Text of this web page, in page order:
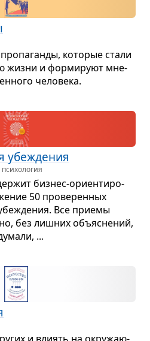
кото­рые стали
жизни и фор­ми­руют мне­
чело­века.
убе­жде­ния
биз­нес-ори­ен­ти­ро­
50 про­ве­рен­ных
Все при­емы
без лиш­них объ­яс­не­ний,
...